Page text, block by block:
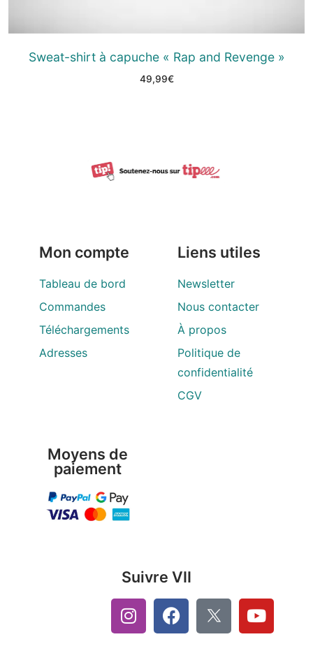
Sweat-shirt à capuche « Rap and Revenge »
49,99€
Mon compte
Tableau de bord
Commandes
Téléchargements
Adresses
Liens utiles
Newsletter
Nous contacter
À propos
Politique de
confidentialité
CGV
Moyens de
paiement
Suivre VII